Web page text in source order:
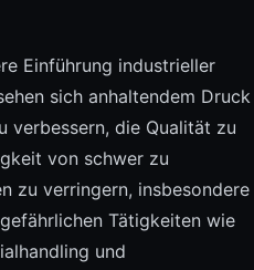
Einführung industrieller
sich anhaltendem Druck
verbessern, die Qualität zu
von schwer zu
zu verringern, insbesondere
Tätigkeiten wie
und